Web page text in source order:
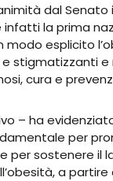
dal Senato
infatti la prima
modo esplicito
stigmatizzanti
cura e
– ha
per
per sostenere il
a partire